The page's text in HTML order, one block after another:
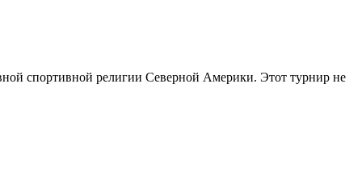
спортивной религии Северной Америки. Этот турнир не